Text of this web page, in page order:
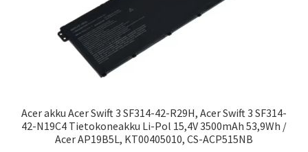
Acer akku Acer Swift 3 SF314-42-R29H, Acer Swift 3 SF314-
42-N19C4 Tietokoneakku Li-Pol 15,4V 3500mAh 53,9Wh /
Acer AP19B5L, KT00405010, CS-ACP515NB